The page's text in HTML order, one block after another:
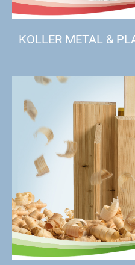
KOLLER METAL &